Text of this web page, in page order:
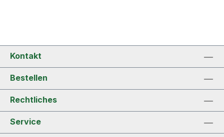
Kontakt
Bestellen
Rechtliches
Service